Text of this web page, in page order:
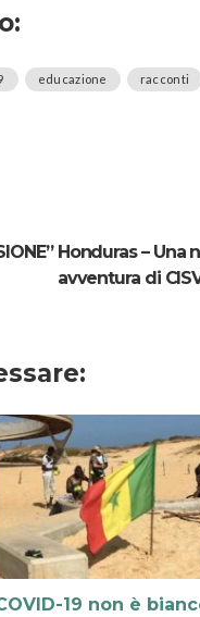
educazione racconti
Honduras – Una
avventura di
19 non è